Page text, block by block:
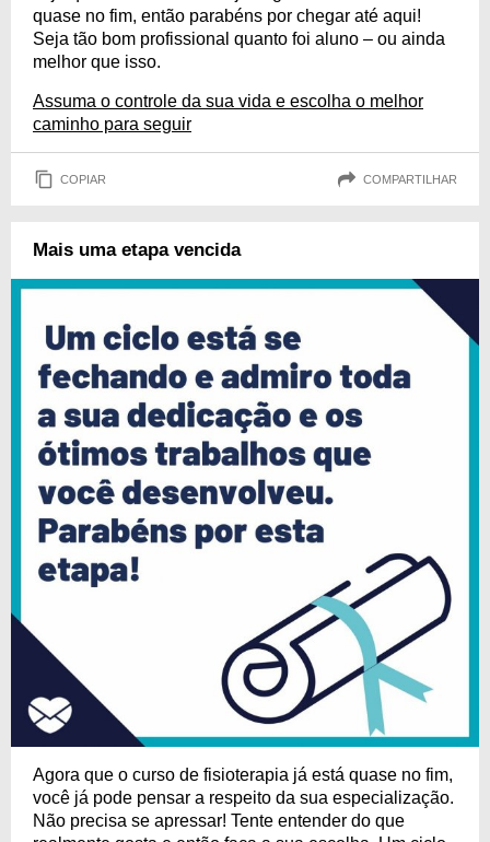
quase no fim, então parabéns por chegar até aqui!
Seja tão bom profissional quanto foi aluno – ou ainda
melhor que isso.
Assuma o controle da sua vida e escolha o melhor
caminho para seguir
COPIAR COMPARTILHAR
Mais uma etapa vencida
Agora que o curso de fisioterapia já está quase no fim,
você já pode pensar a respeito da sua especialização.
Não precisa se apressar! Tente entender do que